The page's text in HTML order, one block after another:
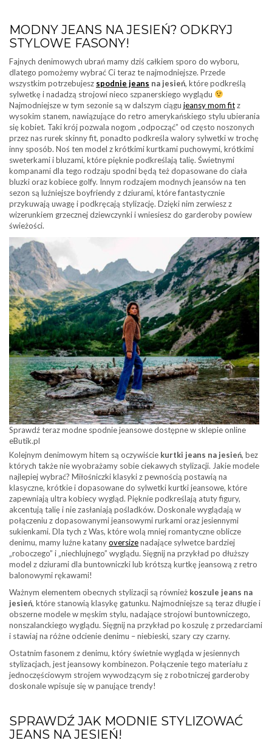
MODNY JEANS NA JESIEŃ? ODKRYJ
STYLOWE FASONY!
Fajnych denimowych ubrań mamy dziś całkiem sporo do wyboru,
dlatego pomożemy wybrać Ci teraz te najmodniejsze. Przede
wszystkim potrzebujesz spodnie jeans na jesień, które podkreślą
sylwetkę i nadadzą strojowi nieco szpanerskiego wyglądu
Najmodniejsze w tym sezonie są w dalszym ciągu jeansy mom fitz
wysokim stanem, nawiązujące do retro amerykańskiego stylu ubierania
się kobiet. Taki krój pozwala nogom „odpocząć” od często noszonych
przez nas rurek skinny fit, ponadto podkreśla walory sylwetki w trochę
inny sposób. Noś ten model z krótkimi kurtkami puchowymi, krótkimi
sweterkami i bluzami, które pięknie podkreślają talię. Świetnymi
kompanami dla tego rodzaju spodni będą też dopasowane do ciała
bluzki oraz kobiece golfy. Innym rodzajem modnych jeansów na ten
sezon są luźniejsze boyfriendy z dziurami, które fantastycznie
przykuwają uwagę i podkręcają stylizację. Dzięki nim zerwiesz z
wizerunkiem grzecznej dziewczynki i wniesiesz do garderoby powiew
świeżości.
Sprawdź teraz modne spodnie jeansowe dostępne w sklepie online
eButik.pl
Kolejnym denimowym hitem są oczywiście kurtki jeans na jesień, bez
których także nie wyobrażamy sobie ciekawych stylizacji. Jakie modele
najlepiej wybrać? Miłośniczki klasyki z pewnością postawią na
klasyczne, krótkie i dopasowane do sylwetki kurtki jeansowe, które
zapewniają ultra kobiecy wygląd. Pięknie podkreślają atuty figury,
akcentują talię i nie zasłaniają pośladków. Doskonale wyglądają w
połączeniu z dopasowanymi jeansowymi rurkami oraz jesiennymi
sukienkami. Dla tych z Was, które wolą mniej romantyczne oblicze
denimu, mamy luźne katanyoversizenadające sylwetce bardziej
„roboczego” i „niechlujnego” wyglądu. Sięgnij na przykład po dłuższy
model z dziurami dla buntowniczki lub krótszą kurtkę jeansową z retro
balonowymi rękawami!
Ważnym elementem obecnych stylizacji są również koszule jeans na
jesień, które stanowią klasykę gatunku. Najmodniejsze są teraz długie i
obszerne modele w męskim stylu, nadające strojowi buntowniczego,
nonszalanckiego wyglądu. Sięgnij na przykład po koszulę z przedarciami
i stawiaj na różne odcienie denimu – niebieski, szary czy czarny.
Ostatnim fasonem z denimu, który świetnie wygląda w jesiennych
stylizacjach, jest jeansowy kombinezon. Połączenie tego materiału z
jednoczęściowym strojem wywodzącym się z robotniczej garderoby
doskonale wpisuje się w panujące trendy!
SPRAWDŹ JAK MODNIE STYLIZOWAĆ
JEANS NA JESIEŃ!